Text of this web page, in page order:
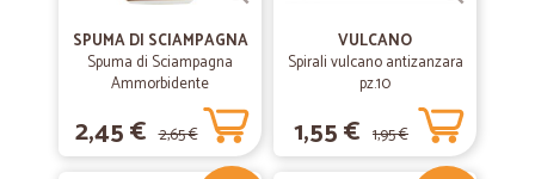
SPUMA DI SCIAMPAGNA
Spuma di Sciampagna
Ammorbidente
Concentrato Carezza
d'Argan 600 ml
2,45 € 2,65 €
VULCANO
Spirali vulcano antizanzara
pz.10
1,55 € 1,95 €